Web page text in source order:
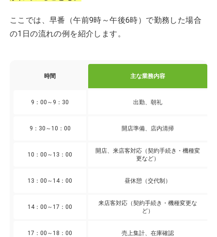
ここでは、早番（午前9時～午後6時）で勤務した場合
の1日の流れの例を紹介します。
時間 主な業務内容
9：00～9：30 出勤、朝礼
9：30～10：00 開店準備、店内清掃
10：00～13：00
開店、来店客対応（契約手続き・機種変
更など）
13：00～14：00 昼休憩（交代制）
14：00～17：00
来店客対応（契約手続き・機種変更な
ど）
17：00～18：00 売上集計、在庫確認